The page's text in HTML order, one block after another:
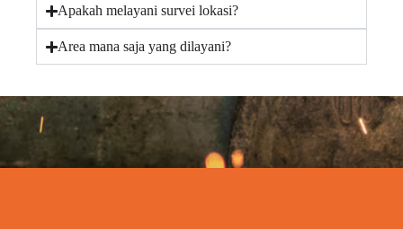
Apakah melayani survei lokasi?
Area mana saja yang dilayani?